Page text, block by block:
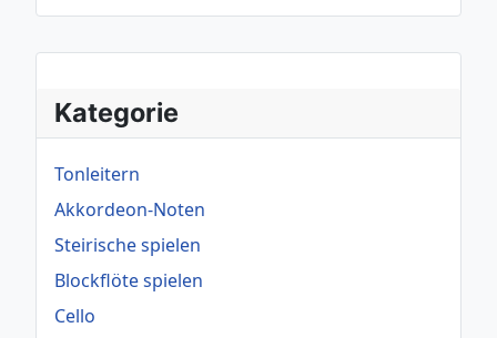
Kategorie
Tonleitern
Akkordeon-Noten
Steirische spielen
Blockflöte spielen
Cello